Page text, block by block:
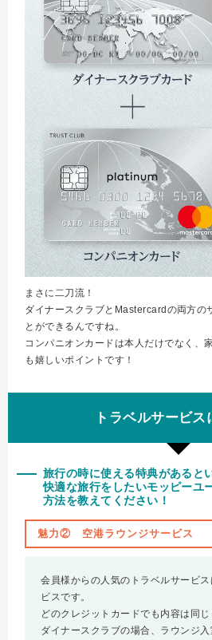
まさに二刀流！
ダイナースクラブとMastercardの両方の
とができるんですね。
コンパニオンカードは本人だけでなく、
も嬉しいポイントです！
トラベルサービス
旅行の時に使える特典があると
快適な旅行をしたいモッピーユ
方法を教えてください！
魅力② 空港ラウンジサービス
会員様からの人気のトラベルサービ
ビスです。
どのクレジットカードでも内容は同じ
ダイナースクラブの場合、ラウンジ